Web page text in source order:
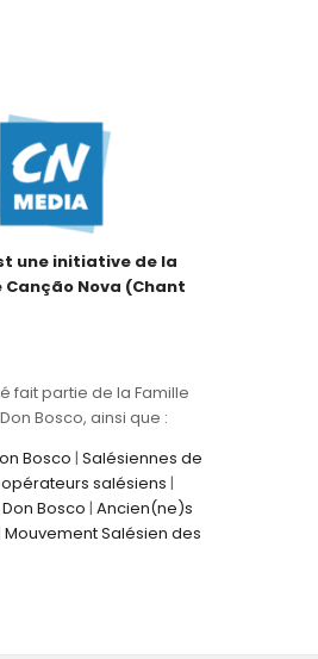
une initiative de la
Nova (Chant
fait partie de la Famille
Bosco, ainsi que :
Bosco | Salésiennes de
salésiens |
Bosco | Ancien(ne)s
Mouvement Salésien des